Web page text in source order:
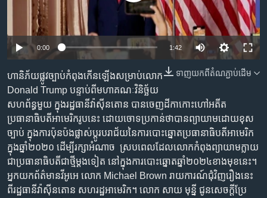
ទៅ​
កាន់​
ទំព័រ​
ស្វែង​
រក
បណ្តាញ​សង្គម
ភាសា
0:00 1:42
ទាញ​យក​ពី​តំណភ្ជាប់​ដើម
ហានិភ័យ​ផ្លូវ​ច្បាប់​កំពុង​កើន​ឡើង​សម្រាប់​លោក​
Donald Trump​ បន្ទាប់​ពី​មហា​គណៈវិនិច្ឆ័យ​
សហព័ន្ធ​មួយ​ ក្នុង​រដ្ឋធានី​វ៉ាស៊ីនតោន​ បាន​ចេញ​ដីកា​កោះហៅ​អតីត​
ប្រធានាធិបតី​អាមេរិក​រូប​នេះ​ ដោយ​ចោទ​ប្រកាន់​ថា​​បាន​ព្យាយាម​ដោយ​ខុស
ច្បាប់​ ក្នុង​ការ​ប៉ុនប៉ង​​ផ្លាស់​ប្តូរ​បរាជ័យ​​នៃ​ការបោះឆ្នោត​ប្រធានាធិបតី​អាមេរិក​
ក្នុង​ឆ្នាំ​២០២០​ ដើម្បី​រក្សា​អំណាច​ ​​ ស្រប​ពេល​ដែល​លោក​​កំពុង​​​ព្យាយាម​ក្លាយ​
ជា​ប្រធានាធិបតី​ជា​ថ្មី​ម្តង​ទៀត​ នៅ​​ក្នុង​ការ​បោះឆ្នោត​​​​​ឆ្នាំ​២០២៤​ខាង​មុខ​នេះ។ ​
អ្នក​យក​ព័ត៌មាន​វីអូអេ​ លោក​ Michael Brown រាយការណ៍​ជុំវិញ​រឿង​នេះ ​
ពី​រដ្ឋធានី​វ៉ាស៊ីនតោន​ សហរដ្ឋអាមេរិក។​ លោក សាយ មុន្នី​ ជូន​សេចក្តី​ប្រែ​